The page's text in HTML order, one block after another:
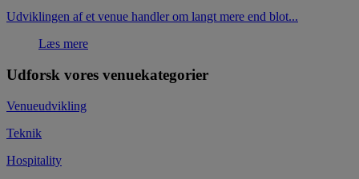
Udviklingen af et venue handler om langt mere end blot...
Læs mere
Udforsk vores venuekategorier
Venueudvikling
Teknik
Hospitality